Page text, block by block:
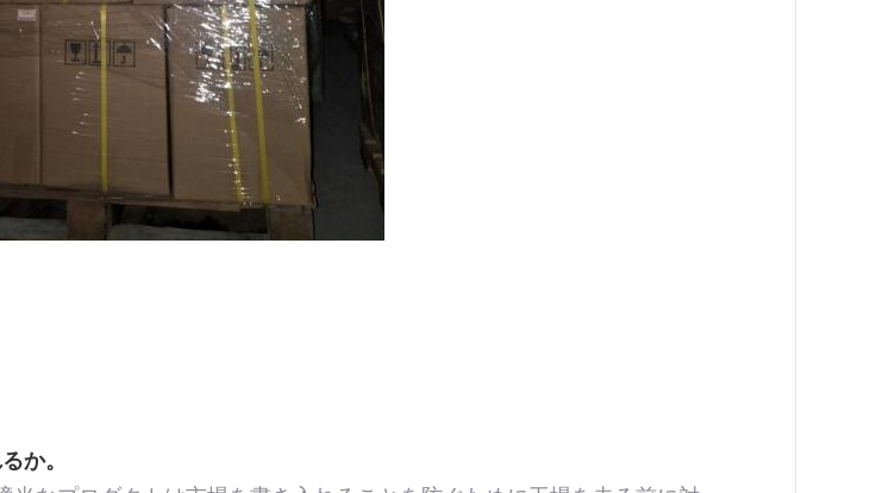
か。